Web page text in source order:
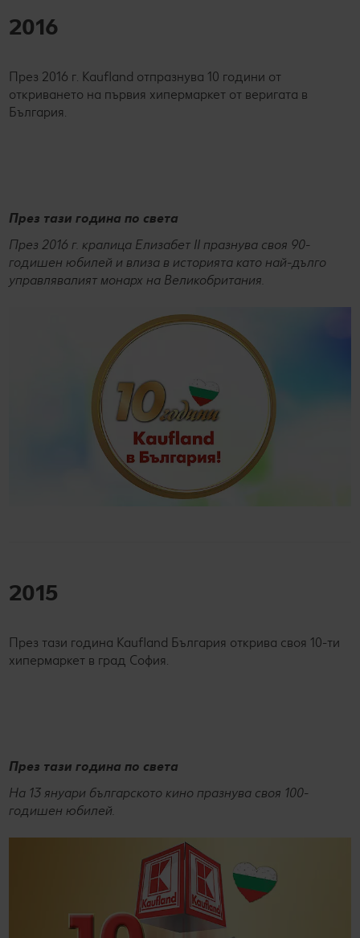
2016
През 2016 г. Kaufland отпразнува 10 години от
откриването на първия хипермаркет от веригата в
България.
През тази година по света
През 2016 г. кралица Елизабет II празнува своя 90-
годишен юбилей и влиза в историята като най-дълго
управлявалият монарх на Великобритания.
2015
През тази година Kaufland България открива своя 10-ти
хипермаркет в град София.
През тази година по света
На 13 януари българското кино празнува своя 100-
годишен юбилей.